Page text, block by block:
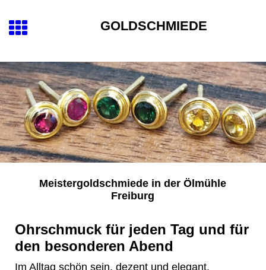
GOLDSCHMIEDE
Meistergoldschmiede in der Ölmühle
Freiburg
Ohrschmuck für jeden Tag und für
den besonderen Abend
Im Alltag schön sein, dezent und elegant.